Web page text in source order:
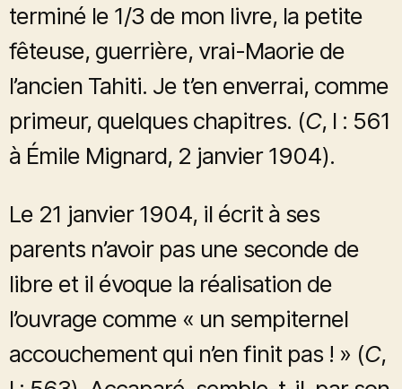
terminé le 1/3 de mon livre, la petite
fêteuse, guerrière, vrai-Maorie de
l’ancien Tahiti. Je t’en enverrai, comme
primeur, quelques chapitres. (C, I : 561
à Émile Mignard, 2 janvier 1904).
Le 21 janvier 1904, il écrit à ses
parents n’avoir pas une seconde de
libre et il évoque la réalisation de
l’ouvrage comme « un sempiternel
accouchement qui n’en finit pas ! » (C,